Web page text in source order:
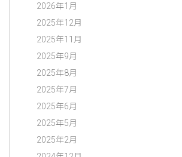
2026年1月
2025年12月
2025年11月
2025年9月
2025年8月
2025年7月
2025年6月
2025年5月
2025年2月